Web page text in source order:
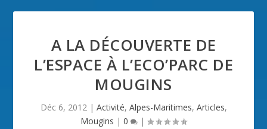
A LA DÉCOUVERTE DE
L’ESPACE À L’ECO’PARC DE
MOUGINS
Déc 6, 2012| Activité, Alpes-Maritimes, Articles,
Mougins | 0 |